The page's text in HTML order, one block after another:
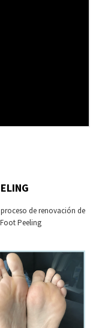
de renovación de
Peeling